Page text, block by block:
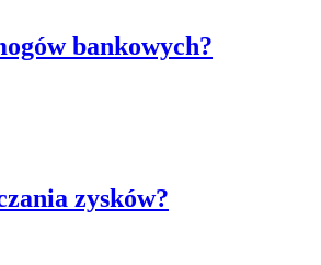
bankowych?
zysków?